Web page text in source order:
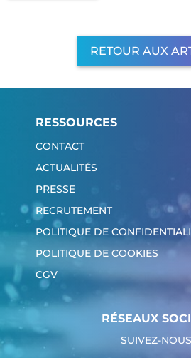
RETOUR AUX
RESSOURCES
CONTACT
ACTUALITÉS
PRESSE
RECRUTEMENT
POLITIQUE DE
POLITIQUE DE COOKIES
CGV
RÉSEAUX
SUIVEZ-